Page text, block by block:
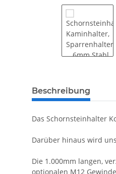
Beschreibung
Das Schornsteinhalter
Darüber hinaus wird
Die 1.000mm langen,
optionalen M12